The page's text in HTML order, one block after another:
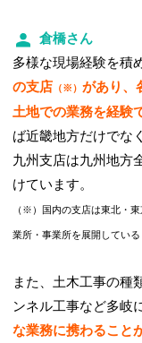
倉橋さん
多様な現場経験を積
の支店 （※）があり、
土地での業務を経験
ば近畿地方だけでな
九州支店は九州地方
けています。
（※）国内の支店は東北・
業所・事業所を展開している
また、土木工事の種
ンネル工事など多岐
な業務に携わること